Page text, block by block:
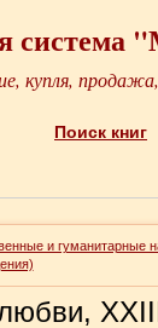
система
купля,
Поиск книг
и гуманитарные